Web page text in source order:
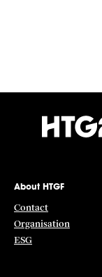
About HTGF
Contact
Organisation
ESG